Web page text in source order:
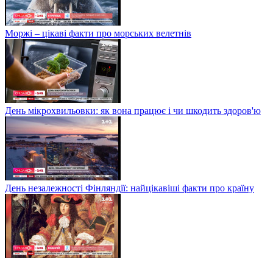
Моржі – цікаві факти про морських велетнів
День мікрохвильовки: як вона працює і чи шкодить здоров'ю
День незалежності Фінляндії: найцікавіші факти про країну